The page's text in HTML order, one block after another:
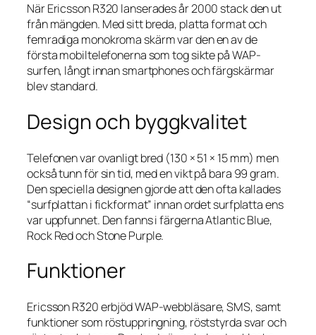
När Ericsson R320 lanserades år 2000 stack den ut
från mängden. Med sitt breda, platta format och
femradiga monokroma skärm var den en av de
första mobiltelefonerna som tog sikte på WAP-
surfen, långt innan smartphones och färgskärmar
blev standard.
Design och byggkvalitet
Telefonen var ovanligt bred (130 × 51 × 15 mm) men
också tunn för sin tid, med en vikt på bara 99 gram.
Den speciella designen gjorde att den ofta kallades
“surfplattan i fickformat” innan ordet surfplatta ens
var uppfunnet. Den fanns i färgerna Atlantic Blue,
Rock Red och Stone Purple.
Funktioner
Ericsson R320 erbjöd WAP-webbläsare, SMS, samt
funktioner som röstuppringning, röststyrda svar och